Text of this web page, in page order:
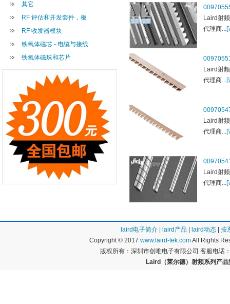
其它
RF 评估和开发套件，板
RF 收发器模块
铁氧体磁芯 - 电缆与接线
铁氧体磁珠和芯片
Laird射
代理商...[
Laird射
代理商...[
Laird射
代理商...[
Laird射
代理商...[
laird电子简介 laird产品 laird动态
按
Copyright © 2017 www.laird-tek.comAll Rights
版权所有：深圳市创唯电子有限公司 客服电话
Laird（莱尔德）射频系列产